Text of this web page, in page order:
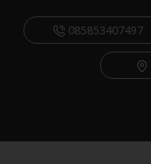
085853407497